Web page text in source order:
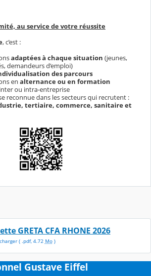
au service de votre réussite
, c’est :
adaptées à chaque situation (jeunes,
demandeurs d’emploi)
des parcours
en alternance ou en formation
ou intra-entreprise
reconnue dans les secteurs qui recrutent :
tertiaire, commerce, sanitaire et
GRETA CFA RHONE 2026
( .pdf, 4.72 Mo)
Gustave Eiffel